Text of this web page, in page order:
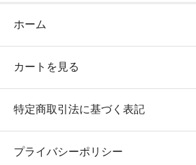
ホーム
カートを見る
特定商取引法に基づく表記
プライバシーポリシー